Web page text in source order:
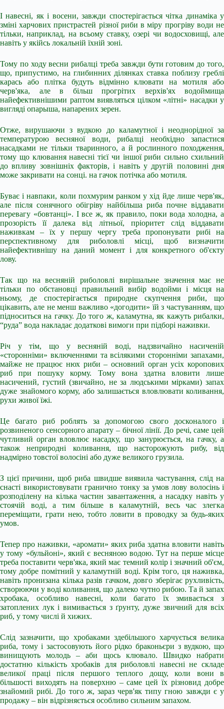
І навесні, як і восени, завжди спостерігається чітка динаміка у
зміні харчових пристрастей різної риби в міру прогріву води не
тільки, наприклад, на всьому ставку, озері чи водосховищі, але
навіть у якійсь локальній їхній зоні.
Тому по ходу весни рибалці треба завжди бути готовим до того,
що, припустимо, на глибинних ділянках ставка поблизу греблі
карась або плітка будуть відмінно клювати на мотиля або
черв'яка, але в більш прогрітих верхів'ях водоймища
найефективнішими раптом виявляться цілком «літні» насадки у
вигляді опарыша, напарених зерен.
Отже, вирушаючи з вудкою до каламутної і неоднорідної за
температурою весняної води, рибалці необхідно запастися
насадками не тільки тваринного, а й рослинного походження,
тому що клювання навесні тієї чи іншої риби сильно схильний
до впливу зовнішніх факторів, і навіть у другій половині дня
може закривати на сонці. на гачок потічка або мотиля.
Буває і навпаки, коли похмурим ранком у хід йде лише черв'як,
але після сонячного обігріву найбільша риба почне віддавати
перевагу «бовтанці». І все ж, як правило, поки вода холодна, а
прозорість її далека від літньої, пріоритет слід віддавати
наживкам – їх у першу чергу треба пропонувати рибі на
перспективному для риболовлі місці, щоб визначити
найефективнішу на даний момент і для конкретного об'єкту
лову.
Так що на весняній риболовлі вирішальне значення має не
тільки по обстановці правильний вибір водойми і місця на
ньому, де спостерігається природне скупчення риби, що
цікавить, але не менш важливо «догодити» їй з частуванням, що
підноситься на гачку. До того ж, каламутна, як кажуть рибалки,
“руда” вода накладає додаткові вимоги при підборі наживки.
Річ у тім, що у весняній воді, надзвичайно насиченій
«сторонніми» включеннями та всілякими сторонніми запахами,
майже не працює нюх риби – основний орган усіх коропових
риб при пошуку корму. Тому вона здатна вловити лише
насичений, густий (звичайно, не за людськими мірками) запах
дуже знайомого корму, або залишається вловлювати коливання,
рухи живої їжі.
Це багато риб роблять за допомогою свого досконалого і
розвиненого сенсорного апарату – бічної лінії. До речі, саме цей
чутливий орган вловлює насадку, що занурюється, на гачку, а
також неприродні коливання, що насторожують рибу, від
надмірно товстої волосіні або дуже великого грузила.
З цієї причини, щоб риба швидше виявила частування, слід на
снасті використовувати гранично тонку за умов лову волосінь і
розподілену на кілька частин завантаження, а насадку навіть у
стоячій воді, а тим більше в каламутній, весь час злегка
переміщати, грати нею, тобто ловити в проводку за будь-яких
умов.
Тепер про наживки, «аромати» яких риба здатна вловити навіть
у тому «бульйоні», який є весняною водою. Тут на перше місце
треба поставити черв'яка, який має темний колір і значний об'єм,
тому добре помітний у каламутній воді. Крім того, ця наживка,
навіть пронизана кілька разів гачком, довго зберігає рухливість,
створюючи у воді коливання, що далеко чутно рибою. Та й запах
хробака, особливо навесні, коли багато їх змивається з
затоплених лук і вимивається з ґрунту, дуже звичний для всіх
риб, у тому числі й хижих.
Слід зазначити, що хробаками здебільшого харчується велика
риба, тому і застосовують його рідко браконьєри з вудкою, що
винищують молодь – аби щось клювало. Швидко набрати
достатню кількість хробаків для риболовлі навесні не складе
великої праці після першого теплого дощу, коли вони в
більшості виходять на поверхню – саме цей їх різновид добре
знайомий рибі. До того ж, зараз черв'як типу гною завжди є у
продажу – він відрізняється особливо сильним запахом.